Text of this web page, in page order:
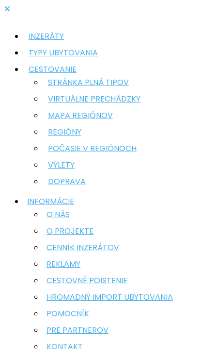
INZERÁTY
TYPY UBYTOVANIA
CESTOVANIE
STRÁNKA PLNÁ TIPOV
VIRTUÁLNE PRECHÁDZKY
MAPA REGIÓNOV
REGIÓNY
POČASIE V REGIÓNOCH
VÝLETY
DOPRAVA
INFORMÁCIE
O NÁS
O PROJEKTE
CENNÍK INZERÁTOV
REKLAMY
CESTOVNÉ POISTENIE
HROMADNÝ IMPORT UBYTOVANIA
POMOCNÍK
PRE PARTNEROV
KONTAKT